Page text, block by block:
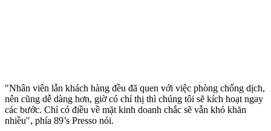
"Nhân viên lẫn khách hàng đều đã quen với việc phòng chống dịch,
nên cũng dễ dàng hơn, giờ có chỉ thị thì chúng tôi sẽ kích hoạt ngay
các bước. Chỉ có điều về mặt kinh doanh chắc sẽ vẫn khó khăn
nhiều", phía 89’s Presso nói.